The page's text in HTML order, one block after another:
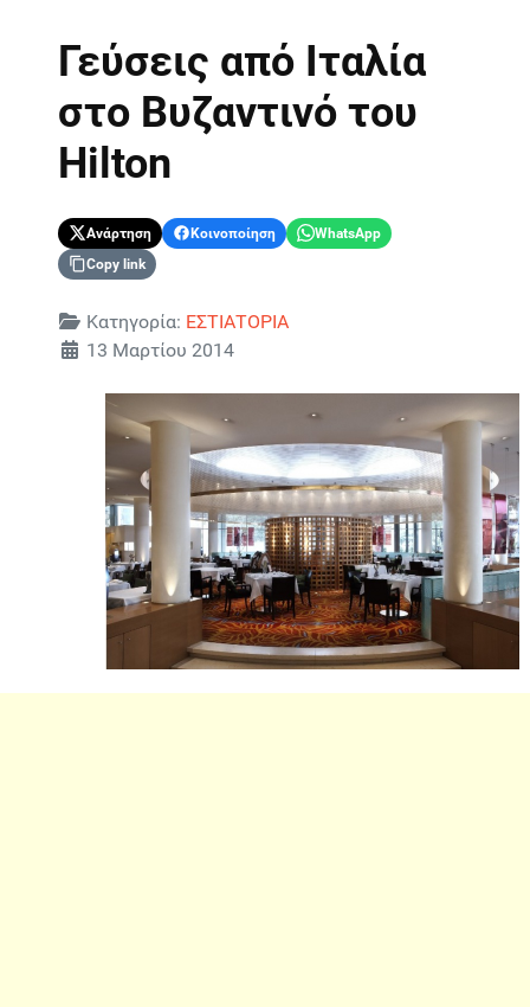
Γεύσεις από Ιταλία
στο Βυζαντινό του
Hilton
Ανάρτηση Κοινοποίηση
WhatsApp
Copy link
Λεπτομέρειες
Κατηγορία: ΕΣΤΙΑΤΟΡΙΑ
13 Μαρτίου 2014